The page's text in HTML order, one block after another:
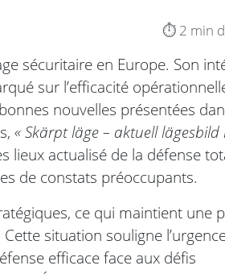
⏱️ 2 min
sécuritaire en Europe. Son
sur l’efficacité
nouvelles présentées
« Skärpt läge – aktuell lägesbild
lieux actualisé de la défense
de constats préoccupants.
ce qui maintient une
situation souligne
efficace face aux défis